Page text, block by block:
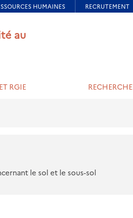
au
RGIE RECHERCHE
le sol et le sous-sol